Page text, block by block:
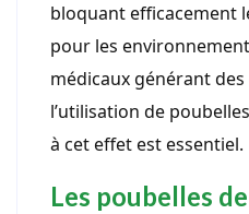
bloquant efficacement
pour les
médicaux générant
l’utilisation de
à cet effet est essentiel.
Les poubelles